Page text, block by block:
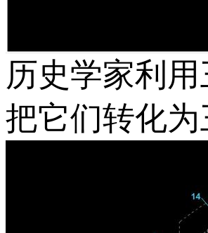
历史学家利
把它们转化